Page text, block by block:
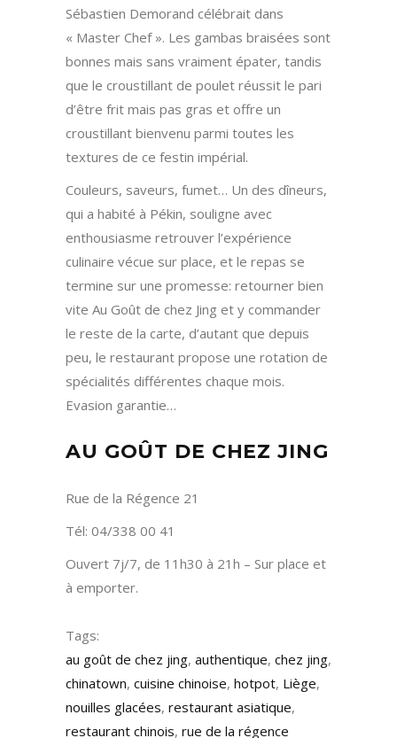
Sébastien Demorand célébrait dans
« Master Chef ». Les gambas braisées sont
bonnes mais sans vraiment épater, tandis
que le croustillant de poulet réussit le pari
d’être frit mais pas gras et offre un
croustillant bienvenu parmi toutes les
textures de ce festin impérial.
Couleurs, saveurs, fumet… Un des dîneurs,
qui a habité à Pékin, souligne avec
enthousiasme retrouver l’expérience
culinaire vécue sur place, et le repas se
termine sur une promesse: retourner bien
vite Au Goût de chez Jing et y commander
le reste de la carte, d’autant que depuis
peu, le restaurant propose une rotation de
spécialités différentes chaque mois.
Evasion garantie…
AU GOÛT DE CHEZ JING
Rue de la Régence 21
Tél: 04/338 00 41
Ouvert 7j/7, de 11h30 à 21h – Sur place et
à emporter.
Tags:
au goût de chez jing, authentique, chez jing,
chinatown, cuisine chinoise, hotpot, Liège,
nouilles glacées, restaurant asiatique,
restaurant chinois, rue de la régence